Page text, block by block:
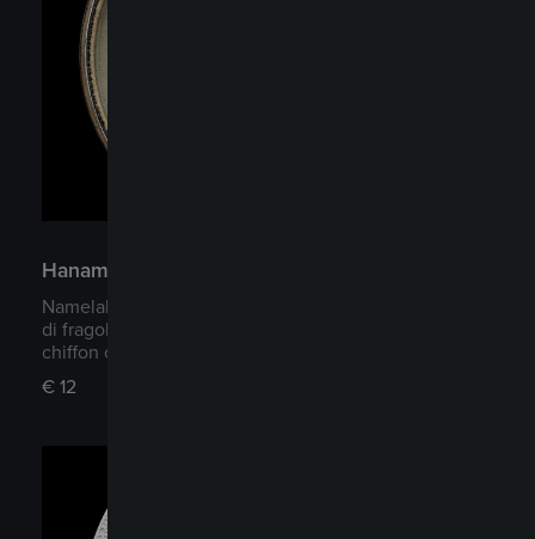
Hanami
Namelaka al cioccolato bianco e vaniglia, con cuore
di fragola semi-candita maturata 24 ore, soffice
chiffon cake, matcha e salsa ai frutti di bosco.
€ 12